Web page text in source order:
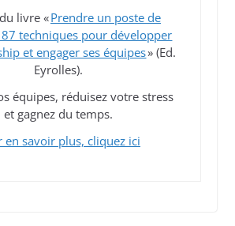
livre «Prendre un poste de
techniques pour développer
et engager ses équipes» (Ed.
Eyrolles).
équipes, réduisez votre stress
et gagnez du temps.
en savoir plus, cliquez ici